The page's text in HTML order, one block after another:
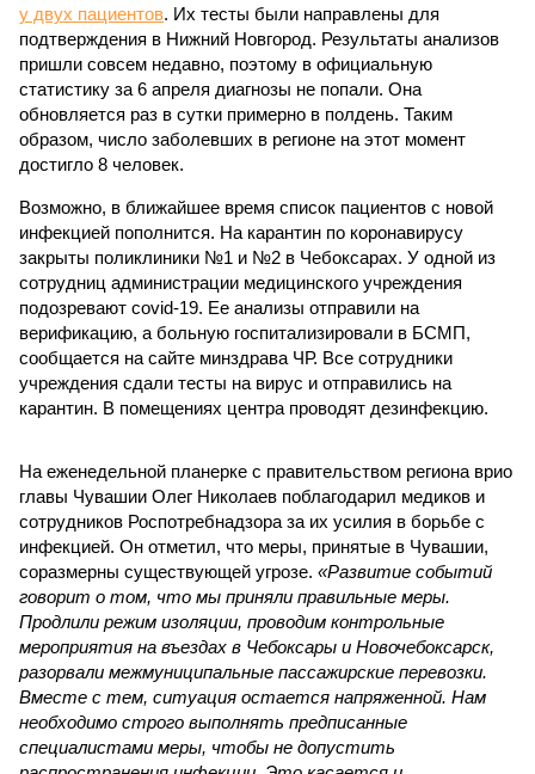
у двух пациентов. Их тесты были направлены для
подтверждения в Нижний Новгород. Результаты анализов
пришли совсем недавно, поэтому в официальную
статистику за 6 апреля диагнозы не попали. Она
обновляется раз в сутки примерно в полдень. Таким
образом, число заболевших в регионе на этот момент
достигло 8 человек.
Возможно, в ближайшее время список пациентов с новой
инфекцией пополнится. На карантин по коронавирусу
закрыты поликлиники №1 и №2 в Чебоксарах. У одной из
сотрудниц администрации медицинского учреждения
подозревают covid-19. Ее анализы отправили на
верификацию, а больную госпитализировали в БСМП,
сообщается на сайте минздрава ЧР. Все сотрудники
учреждения сдали тесты на вирус и отправились на
карантин. В помещениях центра проводят дезинфекцию.
На еженедельной планерке с правительством региона врио
главы Чувашии Олег Николаев поблагодарил медиков и
сотрудников Роспотребнадзора за их усилия в борьбе с
инфекцией. Он отметил, что меры, принятые в Чувашии,
соразмерны существующей угрозе. «Развитие событий
говорит о том, что мы приняли правильные меры.
Продлили режим изоляции, проводим контрольные
мероприятия на въездах в Чебоксары и Новочебоксарск,
разорвали межмуниципальные пассажирские перевозки.
Вместе с тем, ситуация остается напряженной. Нам
необходимо строго выполнять предписанные
специалистами меры, чтобы не допустить